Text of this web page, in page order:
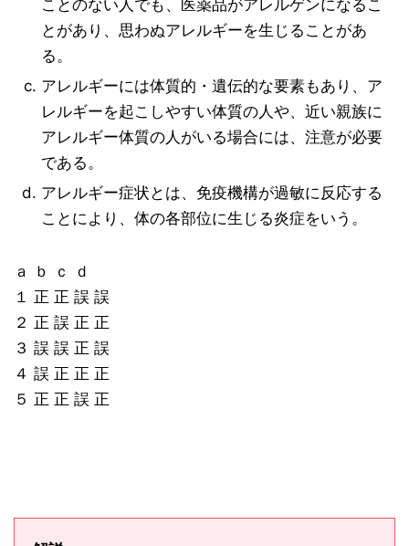
ことのない人でも、医薬品がアレルゲンになるこ
とがあり、思わぬアレルギーを生じることがあ
る。
アレルギーには体質的・遺伝的な要素もあり、ア
レルギーを起こしやすい体質の人や、近い親族に
アレルギー体質の人がいる場合には、注意が必要
である。
アレルギー症状とは、免疫機構が過敏に反応する
ことにより、体の各部位に生じる炎症をいう。
ａ ｂ ｃ ｄ
１ 正 正 誤 誤
２ 正 誤 正 正
３ 誤 誤 正 誤
４ 誤 正 正 正
５ 正 正 誤 正